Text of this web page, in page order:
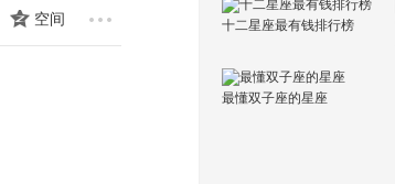
空间
十二星座最有钱排行榜
最懂双子座的星座